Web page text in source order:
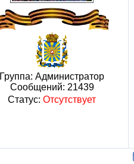
Группа: Администратор
Сообщений: 21439
Статус: Отсутствует